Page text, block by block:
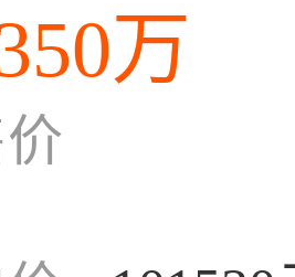
万